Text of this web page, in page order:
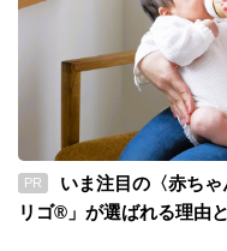
PR
いま注目の〈赤ち
リゴ®」が選ばれる理由